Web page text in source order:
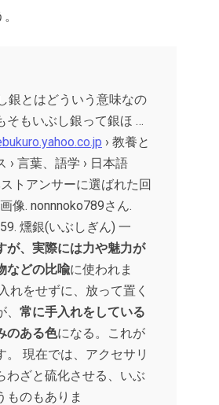
銀とはどういう意味なの
そもいぶし銀って銀ほ …
› 教養と
› 言葉、語学 › 日本語
トアンサーに選ばれた回
像. nonnnoko789さん.
燻銀(いぶしぎん) 一
が、実際には力や魅力が
などの比喩に使われま
れをせずに、放って置く
常に手入れをしている
のある色になる。これが
。 現在では、アクセサリ
わざと硫化させる、いぶ
ものもありま